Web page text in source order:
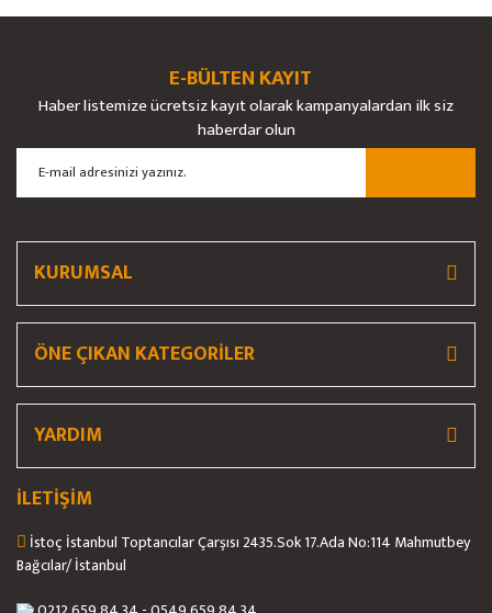
Bu ürüne ilk yorumu siz yapın!
Yorum Yaz
yetersiz gördüğünüz noktaları öneri formunu kullanarak tarafımıza
Ürün resmi kalitesiz, bozuk veya görüntülenemiyor.
Ürün açıklamasında eksik bilgiler bulunuyor.
Ürün bilgilerinde hatalar bulunuyor.
Ürün fiyatı diğer sitelerden daha pahalı.
E-BÜLTEN KAYIT
Haber listemize ücretsiz kayıt olarak kampanyalardan ilk siz
haberdar olun
KURUMSAL
ÖNE ÇIKAN KATEGORİLER
YARDIM
İLETİŞİM
İstoç İstanbul Toptancılar Çarşısı 2435.Sok 17.Ada No:114 Mahmutbey
Bağcılar/ İstanbul